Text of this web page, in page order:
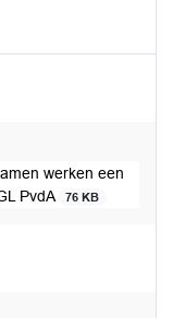
werken een
PvdA
76 KB